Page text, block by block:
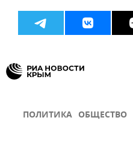
ПОЛИТИКА ОБЩЕСТВО